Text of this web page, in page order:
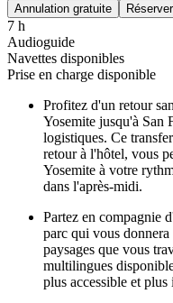
Annulation gratuite
7 h
Audioguide
Navettes disponibles
Prise en charge disponible
Profitez d'un retour
Yosemite jusqu'à San
logistiques. Ce
retour à l'hôtel, vous
Yosemite à votre
dans l'après-midi.
Partez en compagnie
parc qui vous
paysages que vous
multilingues
plus accessible et